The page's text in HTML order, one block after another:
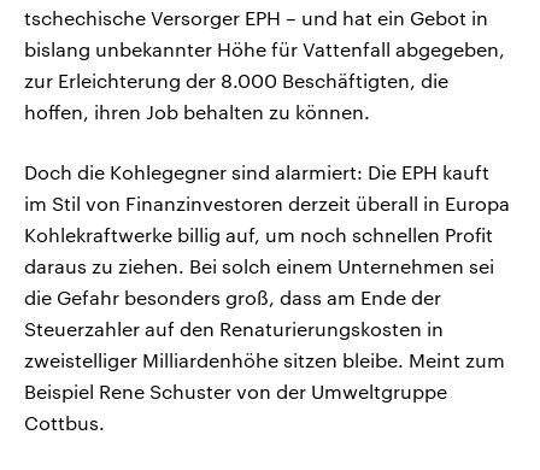
tschechische Versorger EPH – und hat ein Gebot in
bislang unbekannter Höhe für Vattenfall abgegeben,
zur Erleichterung der 8.000 Beschäftigten, die
hoffen, ihren Job behalten zu können.
Doch die Kohlegegner sind alarmiert: Die EPH kauft
im Stil von Finanzinvestoren derzeit überall in Europa
Kohlekraftwerke billig auf, um noch schnellen Profit
daraus zu ziehen. Bei solch einem Unternehmen sei
die Gefahr besonders groß, dass am Ende der
Steuerzahler auf den Renaturierungskosten in
zweistelliger Milliardenhöhe sitzen bleibe. Meint zum
Beispiel Rene Schuster von der Umweltgruppe
Cottbus.